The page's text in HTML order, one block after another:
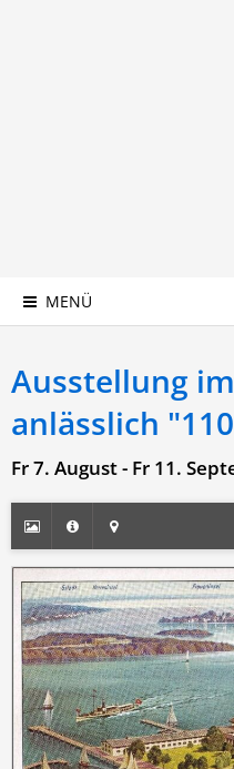
MENÜ
Ausstellung
anlässlich
Fr 7. August - Fr 11.